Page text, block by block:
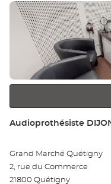
Pulse
ENTER
para
obtener
información
Tienda:
Audioprothésiste
Grand Marché Quétigny
2, rue du Commerce
21800 Quétigny